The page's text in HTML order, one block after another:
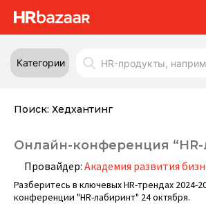
Категории
Поиск: Хедхантинг
Онлайн-конференция “HR-
Провайдер: Академия развития
Разберитесь в ключевых HR-трендах 2024-
конференции "HR-лабиринт" 24 октября.